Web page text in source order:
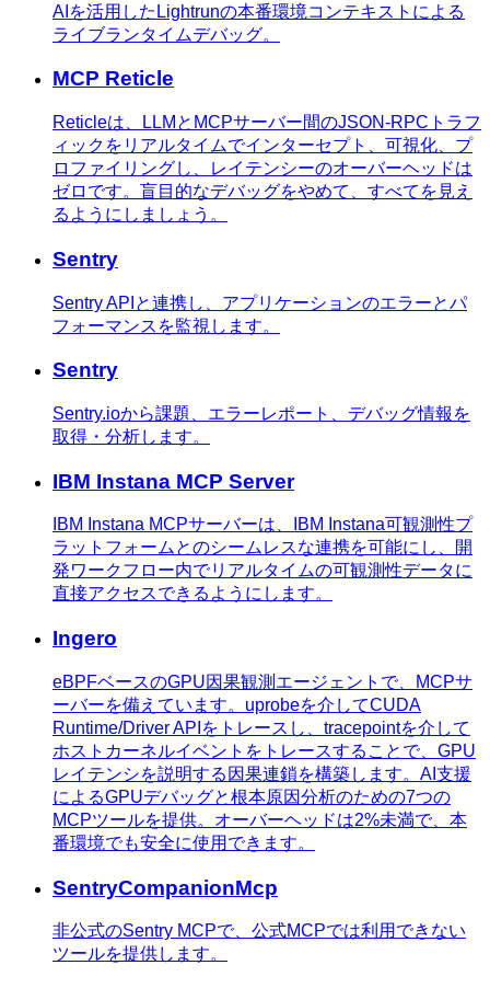
AIを活用したLightrunの本番環境コンテキストによる
ライブランタイムデバッグ。
MCP Reticle
Reticleは、LLMとMCPサーバー間のJSON-RPCトラフ
ィックをリアルタイムでインターセプト、可視化、プ
ロファイリングし、レイテンシーのオーバーヘッドは
ゼロです。盲目的なデバッグをやめて、すべてを見え
るようにしましょう。
Sentry
Sentry APIと連携し、アプリケーションのエラーとパ
フォーマンスを監視します。
Sentry
Sentry.ioから課題、エラーレポート、デバッグ情報を
取得・分析します。
IBM Instana MCP Server
IBM Instana MCPサーバーは、IBM Instana可観測性プ
ラットフォームとのシームレスな連携を可能にし、開
発ワークフロー内でリアルタイムの可観測性データに
直接アクセスできるようにします。
Ingero
eBPFベースのGPU因果観測エージェントで、MCPサ
ーバーを備えています。uprobeを介してCUDA
Runtime/Driver APIをトレースし、tracepointを介して
ホストカーネルイベントをトレースすることで、GPU
レイテンシを説明する因果連鎖を構築します。AI支援
によるGPUデバッグと根本原因分析のための7つの
MCPツールを提供。オーバーヘッドは2%未満で、本
番環境でも安全に使用できます。
SentryCompanionMcp
非公式のSentry MCPで、公式MCPでは利用できない
ツールを提供します。